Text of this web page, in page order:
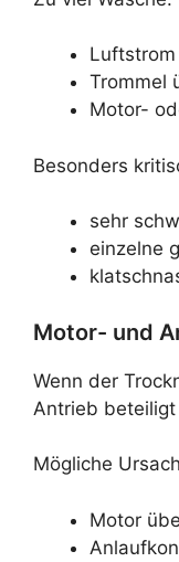
Trommel
Motor-
Besonders
sehr
einzelne
Motor- und
Wenn der
Antrieb beteiligt
Mögliche
Motor